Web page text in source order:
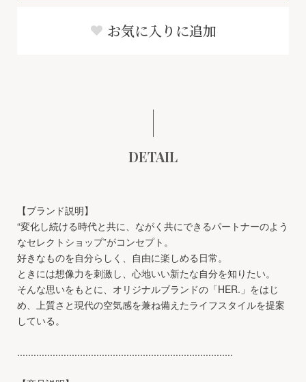
お気に入りに追加
DETAIL
【ブランド説明】
“変化し続ける時代と共に、ながく共にできるパートナーのよう
なセレクトショップ”がコンセプト。
好きなものを自分らしく、自由に楽しめる日常。
ときには想像力を刺激し、心地いい新たな自分を知りたい。
そんな思いをもとに、オリジナルブランドの「HER.」をはじ
め、上質さと現代の空気感を兼ね備えたライフスタイルを提案
している。
...............................................................................